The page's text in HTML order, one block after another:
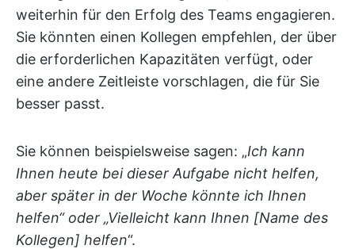
weiterhin für den Erfolg des Teams engagieren.
Sie könnten einen Kollegen empfehlen, der über
die erforderlichen Kapazitäten verfügt, oder
eine andere Zeitleiste vorschlagen, die für Sie
besser passt.
Sie können beispielsweise sagen: „Ich kann
Ihnen heute bei dieser Aufgabe nicht helfen,
aber später in der Woche könnte ich Ihnen
helfen“ oder „Vielleicht kann Ihnen [Name des
Kollegen] helfen“.